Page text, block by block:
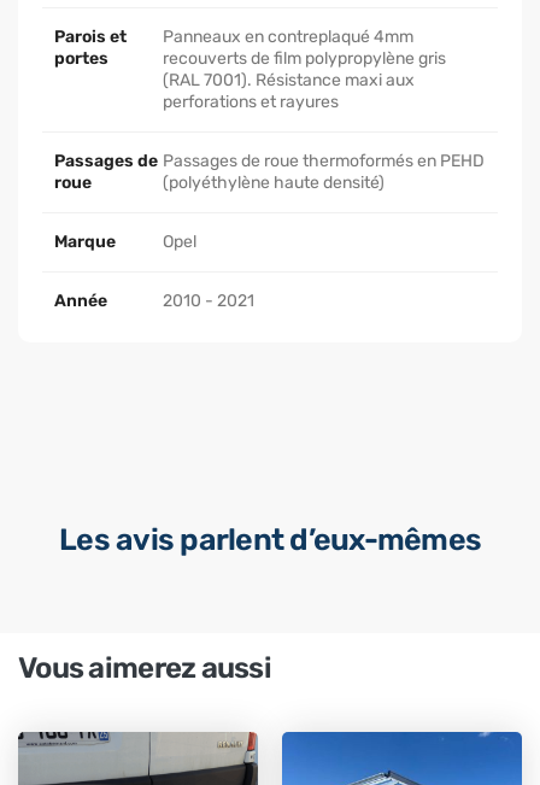
Parois et
portes
Panneaux en contreplaqué 4mm
recouverts de film polypropylène gris
(RAL 7001). Résistance maxi aux
perforations et rayures
Passages de
roue
Passages de roue thermoformés en PEHD
(polyéthylène haute densité)
Marque Opel
Année 2010 - 2021
Les avis parlent d’eux-mêmes
Vous aimerez aussi